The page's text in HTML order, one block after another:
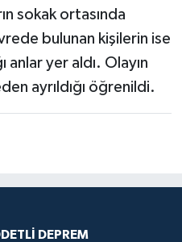
sokak ortasında
bulunan kişilerin ise
anlar yer aldı. Olayın
ayrıldığı öğrenildi.
DEPREM